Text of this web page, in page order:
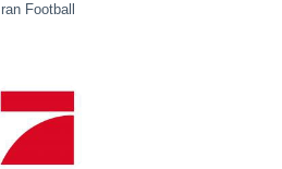
ran Football